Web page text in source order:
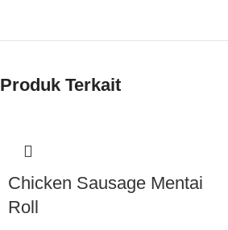
Produk Terkait
Chicken Sausage Mentai
Roll